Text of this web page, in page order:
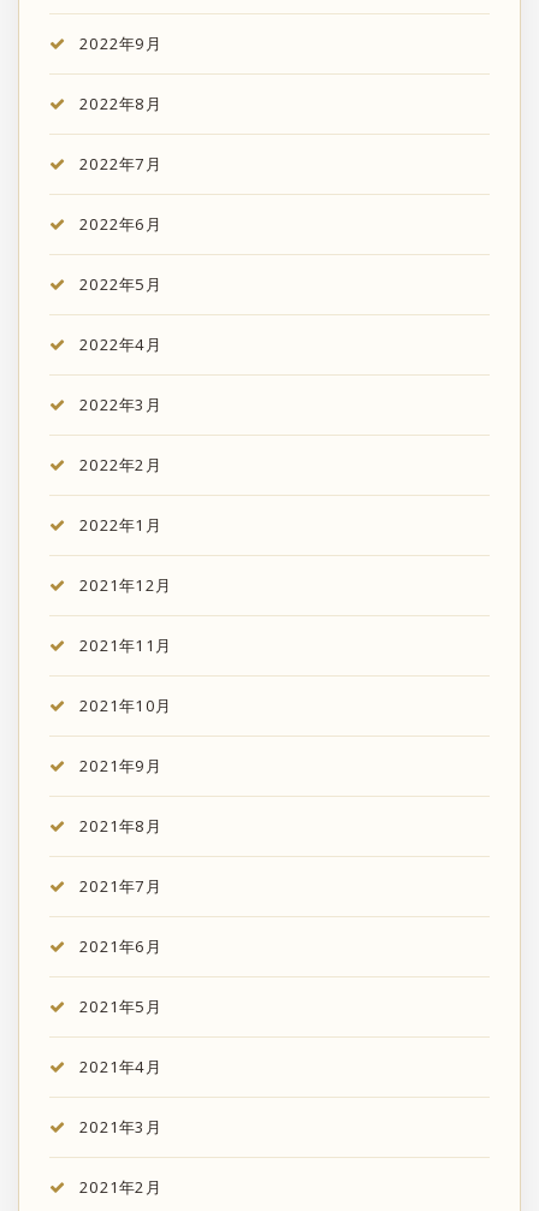
2022年9月
2022年8月
2022年7月
2022年6月
2022年5月
2022年4月
2022年3月
2022年2月
2022年1月
2021年12月
2021年11月
2021年10月
2021年9月
2021年8月
2021年7月
2021年6月
2021年5月
2021年4月
2021年3月
2021年2月